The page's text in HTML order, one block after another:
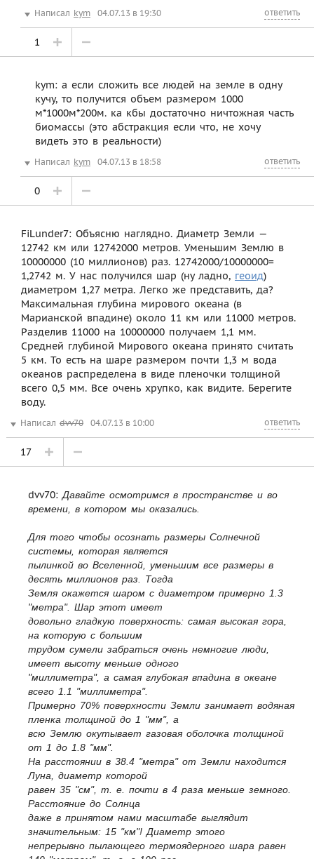
Написал kym 04.07.13 в 19:30 ответить
1
kym: а если сложить все людей на земле в одну
кучу, то получится объем размером 1000
м*1000м*200м. ка кбы достаточно ничтожная часть
биомассы (это абстракция если что, не хочу
видеть это в реальности)
Написал kym 04.07.13 в 18:58 ответить
0
FiLunder7: Объясню наглядно. Диаметр Земли —
12742 км или 12742000 метров. Уменьшим Землю в
10000000 (10 миллионов) раз. 12742000/10000000=
1,2742 м. У нас получился шар (ну ладно, геоид)
диаметром 1,27 метра. Легко же представить, да?
Максимальная глубина мирового океана (в
Марианской впадине) около 11 км или 11000 метров.
Разделив 11000 на 10000000 получаем 1,1 мм.
Средней глубиной Мирового океана принято считать
5 км. То есть на шаре размером почти 1,3 м вода
океанов распределена в виде пленочки толщиной
всего 0,5 мм. Все очень хрупко, как видите. Берегите
воду.
Написал dvv70 04.07.13 в 10:00 ответить
17
dvv70:Давайте осмотримся в пространстве и во
времени, в котором мы оказались.
Для того чтобы осознать размеры Солнечной
системы, которая является
пылинкой во Вселенной, уменьшим все размеры в
десять миллионов раз. Тогда
Земля окажется шаром с диаметром примерно 1.3
"метра". Шар этот имеет
довольно гладкую поверхность: самая высокая гора,
на которую с большим
трудом сумели забраться очень немногие люди,
имеет высоту меньше одного
"миллиметра", а самая глубокая впадина в океане 
всего 1.1 "миллиметра".
Примерно 70% поверхности Земли занимает водяная
пленка толщиной до 1 "мм", а
всю Землю окутывает газовая оболочка толщиной
от 1 до 1.8 "мм".
На расстоянии в 38.4 "метра" от Земли находится
Луна, диаметр которой
равен 35 "см", т. е. почти в 4 раза меньше земного.
Расстояние до Солнца
даже в принятом нами масштабе выглядит
значительным: 15 "км"! Диаметр этого
непрерывно пылающего термоядерного шара равен